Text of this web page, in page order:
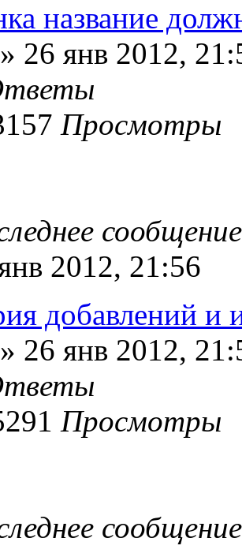
название
» 26 янв 2012,
Просмотры
сообщение
2012, 21:56
добавлений и
» 26 янв 2012,
Просмотры
сообщение